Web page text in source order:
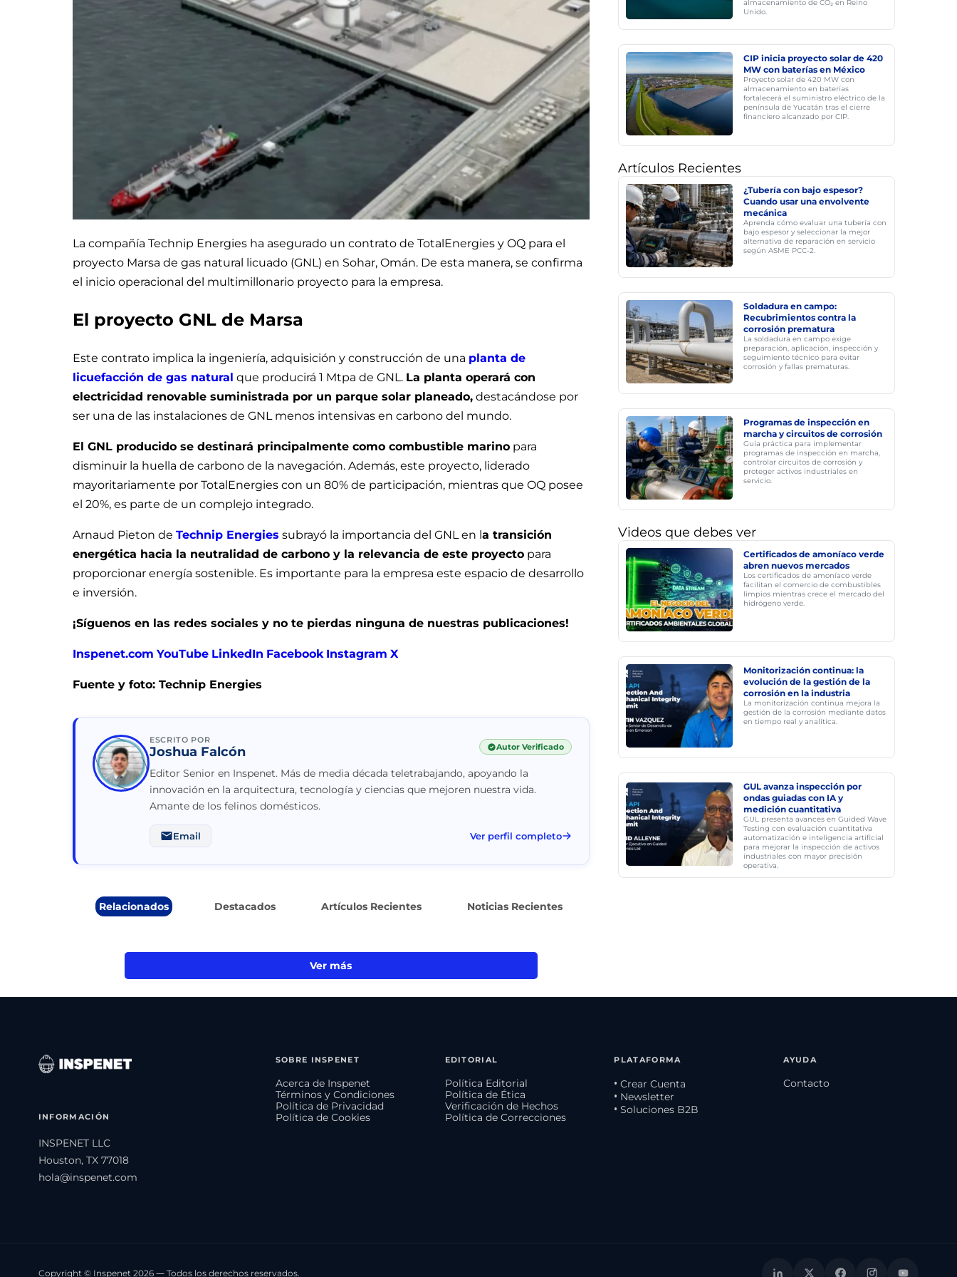
La compañía Technip Energies ha asegurado un contrato de TotalEnergies y OQ para el
proyecto Marsa de gas natural licuado (GNL) en Sohar, Omán. De esta manera, se confirma
el inicio operacional del multimillonario proyecto para la empresa.
El proyecto GNL de Marsa
Este contrato implica la ingeniería, adquisición y construcción de una planta de
licuefacción de gas natural que producirá 1 Mtpa de GNL. La planta operará con
electricidad renovable suministrada por un parque solar planeado, destacándose por
ser una de las instalaciones de GNL menos intensivas en carbono del mundo.
El GNL producido se destinará principalmente como combustible marino para
disminuir la huella de carbono de la navegación. Además, este proyecto, liderado
mayoritariamente por TotalEnergies con un 80% de participación, mientras que OQ posee
el 20%, es parte de un complejo integrado.
Arnaud Pieton de Technip Energies subrayó la importancia del GNL en la transición
energética hacia la neutralidad de carbono y la relevancia de este proyecto para
proporcionar energía sostenible. Es importante para la empresa este espacio de desarrollo
e inversión.
¡Síguenos en las redes sociales y no te pierdas ninguna de nuestras publicaciones!
Inspenet.com YouTube LinkedIn Facebook Instagram X
Fuente y foto: Technip Energies
ESCRITO POR
Joshua Falcón Autor Verificado
Editor Senior en Inspenet. Más de media década teletrabajando, apoyando la
innovación en la arquitectura, tecnología y ciencias que mejoren nuestra vida.
Amante de los felinos domésticos.
Email Ver perfil completo
Relacionados Destacados Artículos Recientes Noticias Recientes
Ver más
almacenamiento de CO₂ en Reino
Unido.
CIP inicia proyecto solar de 420
MW con baterías en México
Proyecto solar de 420 MW con
almacenamiento en baterías
fortalecerá el suministro eléctrico de la
península de Yucatán tras el cierre
financiero alcanzado por CIP.
Artículos Recientes
¿Tubería con bajo espesor?
Cuando usar una envolvente
mecánica
Aprenda cómo evaluar una tubería con
bajo espesor y seleccionar la mejor
alternativa de reparación en servicio
según ASME PCC-2.
Soldadura en campo:
Recubrimientos contra la
corrosión prematura
La soldadura en campo exige
preparación, aplicación, inspección y
seguimiento técnico para evitar
corrosión y fallas prematuras.
Programas de inspección en
marcha y circuitos de corrosión
Guía práctica para implementar
programas de inspección en marcha,
controlar circuitos de corrosión y
proteger activos industriales en
servicio.
Videos que debes ver
Certificados de amoníaco verde
abren nuevos mercados
Los certificados de amoníaco verde
facilitan el comercio de combustibles
limpios mientras crece el mercado del
hidrógeno verde.
Monitorización continua: la
evolución de la gestión de la
corrosión en la industria
La monitorización continua mejora la
gestión de la corrosión mediante datos
en tiempo real y analítica.
GUL avanza inspección por
ondas guiadas con IA y
medición cuantitativa
GUL presenta avances en Guided Wave
Testing con evaluación cuantitativa
automatización e inteligencia artificial
para mejorar la inspección de activos
industriales con mayor precisión
operativa.
INFORMACIÓN
INSPENET LLC
Houston, TX 77018
hola@inspenet.com
SOBRE INSPENET
Acerca de Inspenet
Términos y Condiciones
Política de Privacidad
Política de Cookies
EDITORIAL
Política Editorial
Política de Ética
Verificación de Hechos
Política de Correcciones
PLATAFORMA
• Crear Cuenta
• Newsletter
• Soluciones B2B
AYUDA
Contacto
Copyright © Inspenet 2026 — Todos los derechos reservados.